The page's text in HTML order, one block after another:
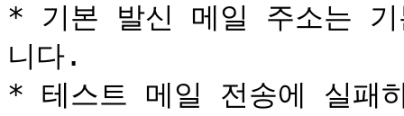
* 기본 발신 메일 주소는 기
니다.
* 테스트 메일 전송에 실패